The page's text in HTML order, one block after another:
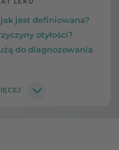
jak jest definiowana?
otyłości?
do diagnozowania